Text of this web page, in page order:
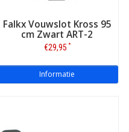
Falkx Vouwslot Kross 95
cm Zwart ART-2
€29,95 *
Informatie